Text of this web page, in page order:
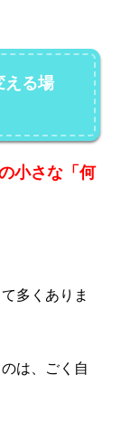
える場
小さな「何
多くありま
は、ごく自